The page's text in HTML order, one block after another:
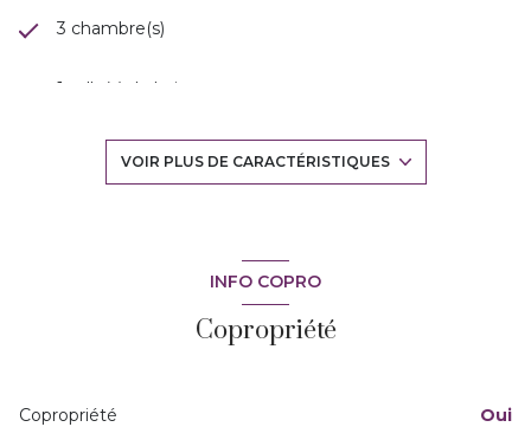
3 chambre(s)
1 salle(s) de bain
VOIR PLUS DE CARACTÉRISTIQUES
INFO COPRO
Copropriété
Copropriété Oui